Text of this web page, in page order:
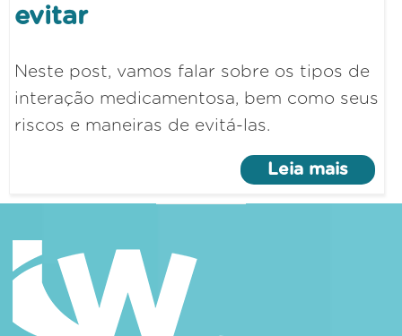
evitar
Neste post, vamos falar sobre os tipos de
interação medicamentosa, bem como seus
riscos e maneiras de evitá-las.
Leia mais